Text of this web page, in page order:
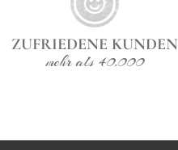
ZUFRIEDENE KUNDEN
mehr als 40.000